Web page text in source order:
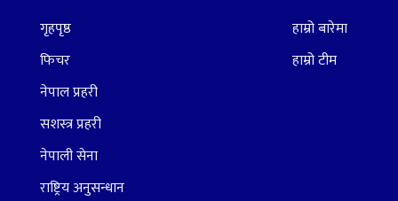
गृहपृष्ठ
फिचर
नेपाल प्रहरी
सशस्त्र प्रहरी
नेपाली सेना
राष्ट्रिय अनुसन्धान
हाम्रो बारेमा
हाम्रो टीम